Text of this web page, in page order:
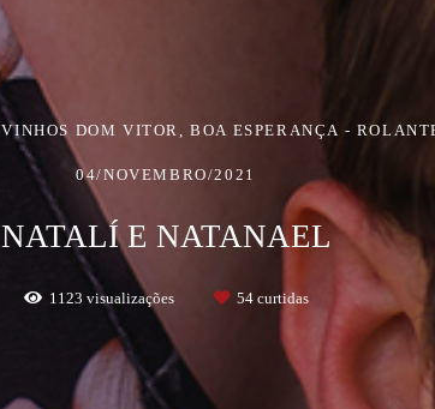
VINHOS DOM VITOR, BOA ESPERANÇA -
04/NOVEMBRO/2021
NATALÍ E NATANAEL
1123 visualizações 54curtidas